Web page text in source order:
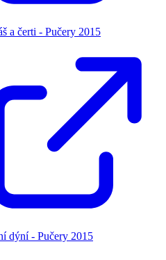
a čerti - Pučery 2015
dýní - Pučery 2015